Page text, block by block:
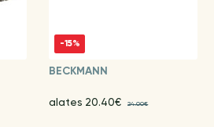
-15%
BECKMANN
alates 20.40€ 24.00€